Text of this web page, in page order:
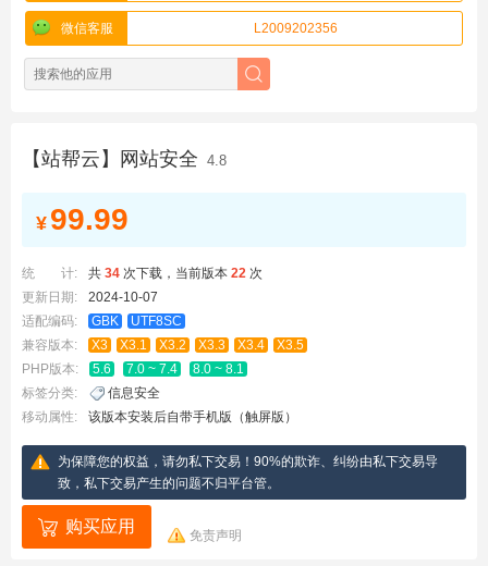
微信客服 L2009202356
【站帮云】网站安全 4.8
¥ 99.99
统 计: 共 34 次下载，当前版本 22 次
更新日期:
2024-10-07
适配编码:
GBK
UTF8SC
兼容版本:
X3 X3.1 X3.2 X3.3 X3.4
X3.5
PHP版本:
5.6 7.0 ~ 7.4
8.0 ~ 8.1
标签分类:
信息安全
移动属性:
该版本安装后自带手机版（触屏版）
为保障您的权益，请勿私下交易！90%的欺诈、纠纷由私下交易导
致，私下交易产生的问题不归平台管。
购买应用 免责声明